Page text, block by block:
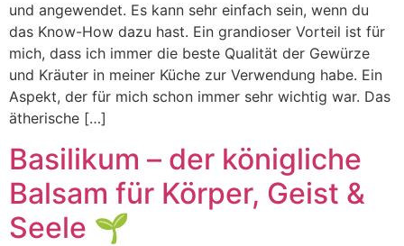
und angewendet. Es kann sehr einfach sein, wenn du
das Know-How dazu hast. Ein grandioser Vorteil ist für
mich, dass ich immer die beste Qualität der Gewürze
und Kräuter in meiner Küche zur Verwendung habe. Ein
Aspekt, der für mich schon immer sehr wichtig war. Das
ätherische […]
Basilikum – der königliche
Balsam für Körper, Geist &
Seele 🌱